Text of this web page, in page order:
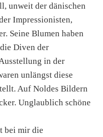
unweit der dänischen
Impressionisten,
Seine Blumen haben
Diven der
in der
unlängst diese
Auf Noldes Bildern
Unglaublich schöne
bei mir die